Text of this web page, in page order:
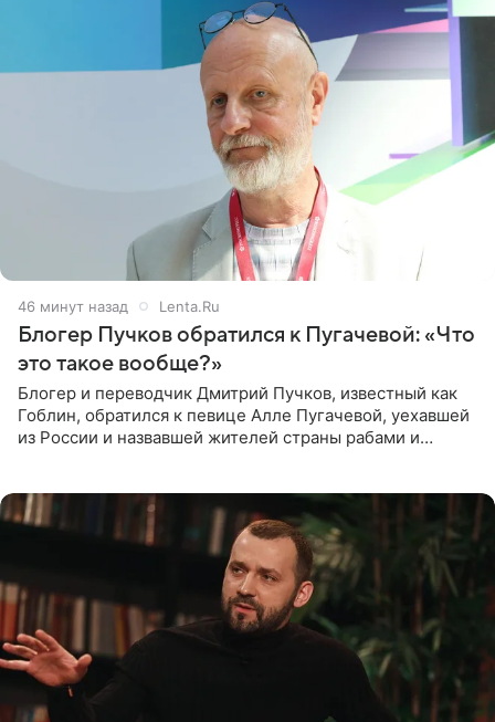
46 минут назад Lenta.Ru
Блогер Пучков обратился к Пугачевой: «Что
это такое вообще?»
Блогер и переводчик Дмитрий Пучков, известный как
Гоблин, обратился к певице Алле Пугачевой, уехавшей
из России и назвавшей жителей страны рабами и